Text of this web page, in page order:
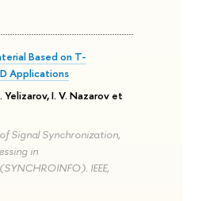
Based on T-
Applications
Yelizarov, I. V. Nazarov et
Signal Synchronization,
in
IEEE,